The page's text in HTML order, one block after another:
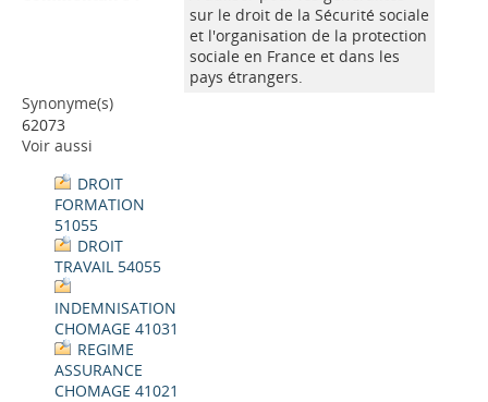
sur le droit de la Sécurité sociale
et l'organisation de la protection
sociale en France et dans les
pays étrangers.
Synonyme(s)
62073
Voir aussi
DROIT
FORMATION
51055
DROIT
TRAVAIL 54055
INDEMNISATION
CHOMAGE 41031
REGIME
ASSURANCE
CHOMAGE 41021